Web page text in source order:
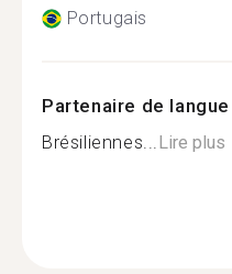
Portugais
Partenaire de
Brésiliennes...Lire plus